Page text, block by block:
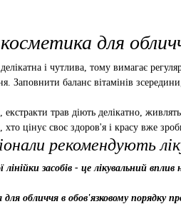
для
і чутлива, тому вимагає
Заповнити баланс вітамінів
екстракти трав діють делікатно,
хто цінує своє здоров'я і красу вже
рекомендують
лінійки засобів - це лікувальний вплив
обличчя в обов'язковому порядку